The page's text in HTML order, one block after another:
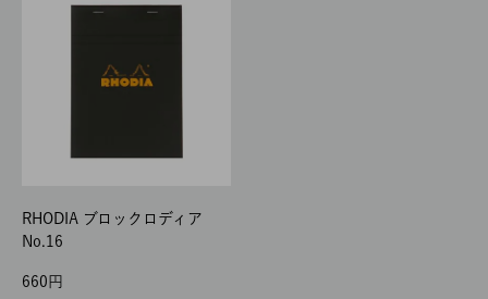
RHODIA ブロックロディア
No.16
660